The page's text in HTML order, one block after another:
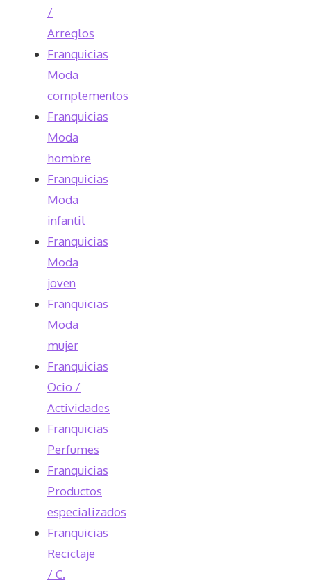
/
Arreglos
Franquicias
Moda
complementos
Franquicias
Moda
hombre
Franquicias
Moda
infantil
Franquicias
Moda
joven
Franquicias
Moda
mujer
Franquicias
Ocio /
Actividades
Franquicias
Perfumes
Franquicias
Productos
especializados
Franquicias
Reciclaje
/ C.